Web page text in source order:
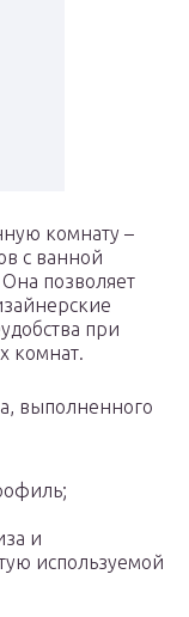
комнату –
с ванной
позволяет
при
комнат.
выполненного
и
используемой